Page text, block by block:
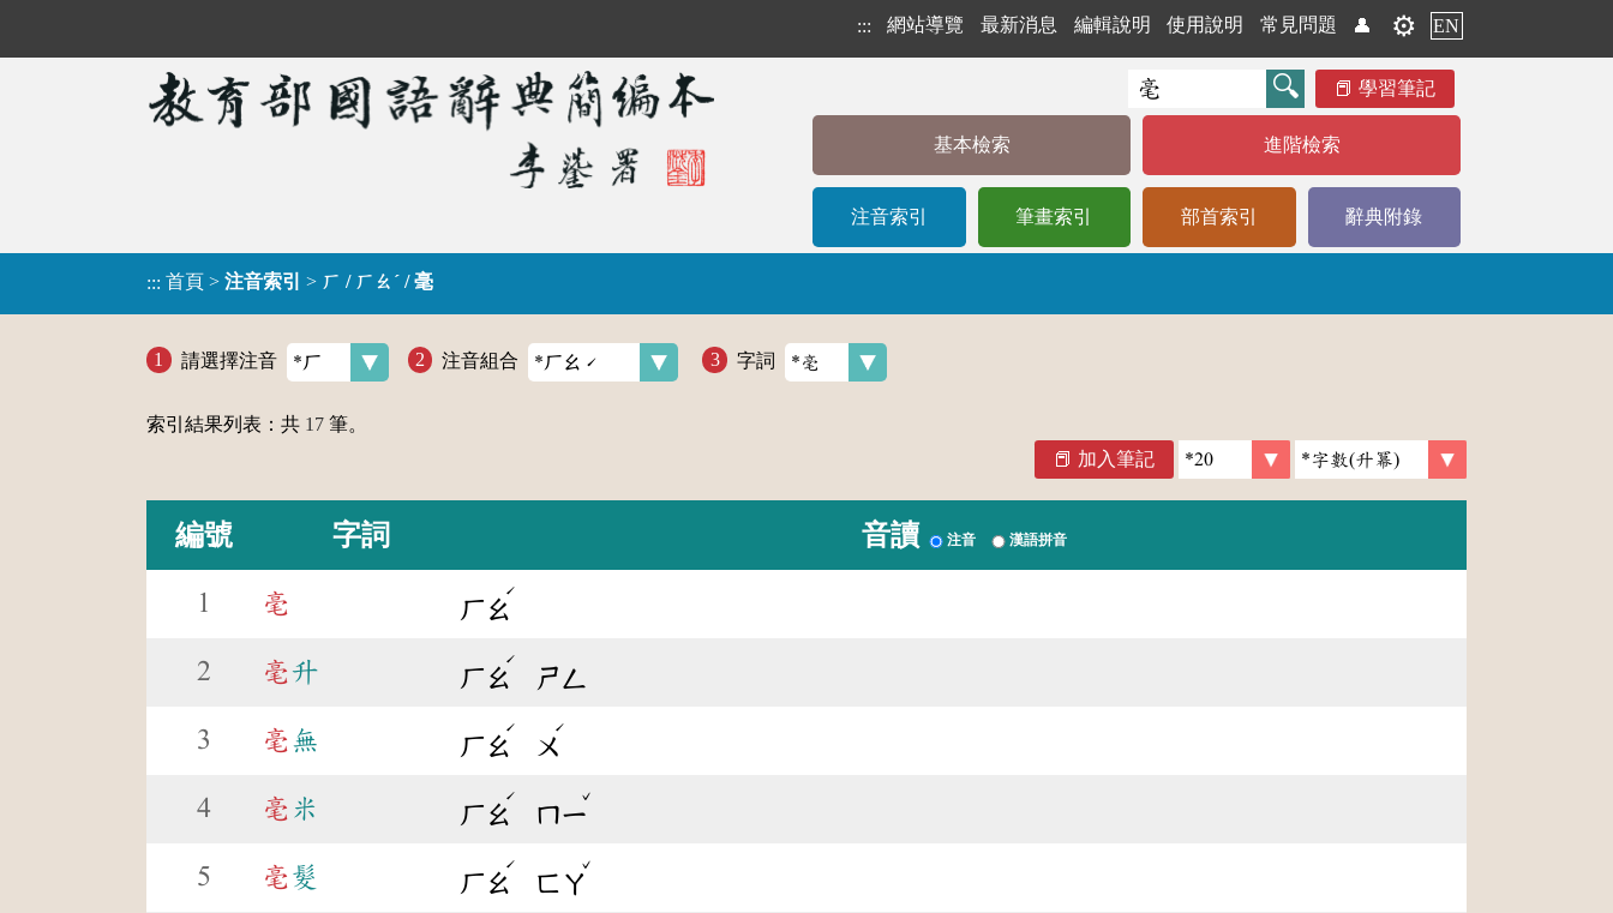
::: 網站導覽 最新消息 編輯說明 使用說明 常見問題 👤 ⚙️ EN
學習筆記
基本檢索 進階檢索
注音索引 筆畫索引 部首索引 辭典附錄
::: 首頁 > 注音索引 > ㄏ / ㄏㄠˊ / 毫
請選擇注音 注音組合 字詞
索引結果列表：共 17 筆。
加入筆記
編號 字詞 音讀 注音 漢語拼音
1 毫 ㄏㄠ
ˊ
2 毫升 ㄏㄠ
ˊ
ㄕㄥ
3 毫 無 ㄏㄠ
ˊ
ㄨ
ˊ
4 毫 米 ㄏㄠ
ˊ
ㄇㄧ
ˇ
5 毫 髮 ㄏㄠ
ˊ
ㄈㄚ
ˇ